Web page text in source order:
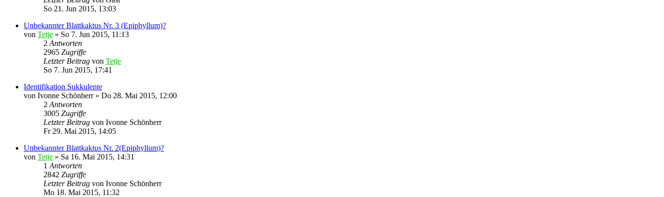
So 21. Jun 2015, 13:03
Unbekannter Blattkaktus Nr. 3 (Epiphyllum)?
von Tetje » So 7. Jun 2015, 11:13
2 Antworten
2965 Zugriffe
Letzter Beitrag von Tetje
So 7. Jun 2015, 17:41
Identifikation Sukkulente
von Ivonne Schönherr» Do 28. Mai 2015, 12:00
2 Antworten
3005 Zugriffe
Letzter Beitrag von Ivonne Schönherr
Fr 29. Mai 2015, 14:05
Unbekannter Blattkaktus Nr. 2(Epiphyllum)?
von Tetje » Sa 16. Mai 2015, 14:31
1 Antworten
2842 Zugriffe
Letzter Beitrag von Ivonne Schönherr
Mo 18. Mai 2015, 11:32